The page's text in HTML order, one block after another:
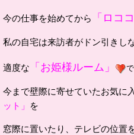
今の仕事を始めてから 「ロコ
私の自宅は来訪者がドン引きし
適度な 「お姫様ルーム」 で
今まで壁際に寄せていたお気に
ット」 を
窓際に置いたり、テレビの位置